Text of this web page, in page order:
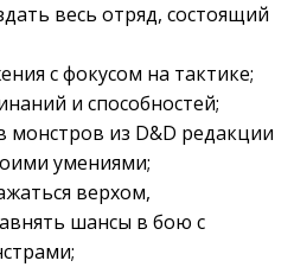
весь отряд, состоящий
с фокусом на тактике;
и способностей;
из D&D редакции
умениями;
верхом,
шансы в бою с